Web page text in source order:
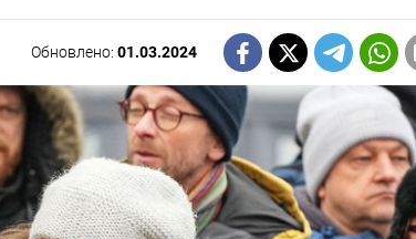
Обновлено:01.03.2024